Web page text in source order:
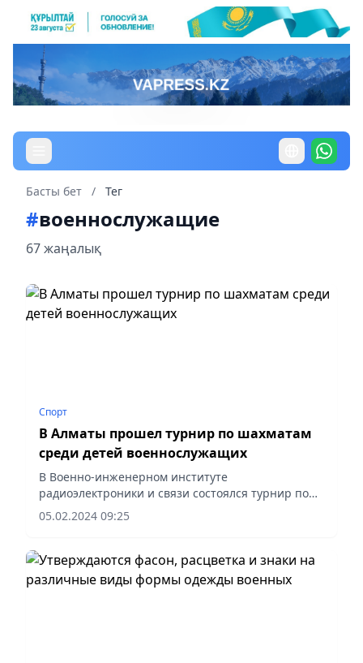
Басты бет / Тег
#военнослужащие
67 жаңалық
Спорт
В Алматы прошел турнир по шахматам
среди детей военнослужащих
В Военно-инженерном институте
радиоэлектроники и связи состоялся турнир по
шахматам среди детей военнослужащих.
05.02.2024 09:25